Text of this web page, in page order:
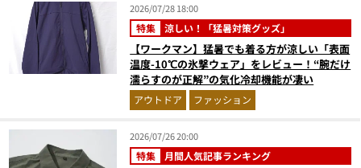
2026/07/28 18:00
特集 涼しい！「猛暑対策グッズ」
【ワークマン】猛暑でも着る方が涼しい「表面
温度-10℃の氷撃ウェア」をレビュー！“腕だけ
濡らすのが正解”の気化冷却機能が凄い
アウトドア ファッション
2026/07/26 20:00
特集 月間人気記事ランキング